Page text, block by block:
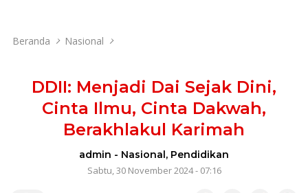
Beranda Nasional
DDII: Menjadi Dai Sejak Dini,
Cinta Ilmu, Cinta Dakwah,
Berakhlakul Karimah
admin - Nasional, Pendidikan
Sabtu, 30 November 2024 - 07:16